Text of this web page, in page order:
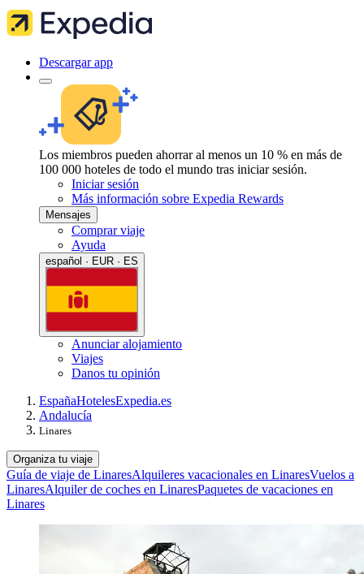
Descargar app
Los miembros pueden ahorrar al menos un 10 % en más de
100 000 hoteles de todo el mundo tras iniciar sesión.
Iniciar sesión
Más información sobre Expedia Rewards
Mensajes
Comprar viaje
Ayuda
español · EUR · ES
Anunciar alojamiento
Viajes
Danos tu opinión
EspañaHotelesExpedia.es
Andalucía
Linares
Organiza tu viaje
Guía de viaje de LinaresAlquileres vacacionales en LinaresVuelos a
LinaresAlquiler de coches en LinaresPaquetes de vacaciones en
Linares